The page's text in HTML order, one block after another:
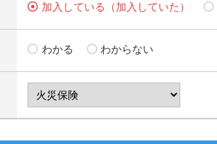
加入している（加入していた）
わかる わからない